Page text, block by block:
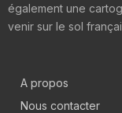
également une
venir sur le sol
A propos
Nous contacter